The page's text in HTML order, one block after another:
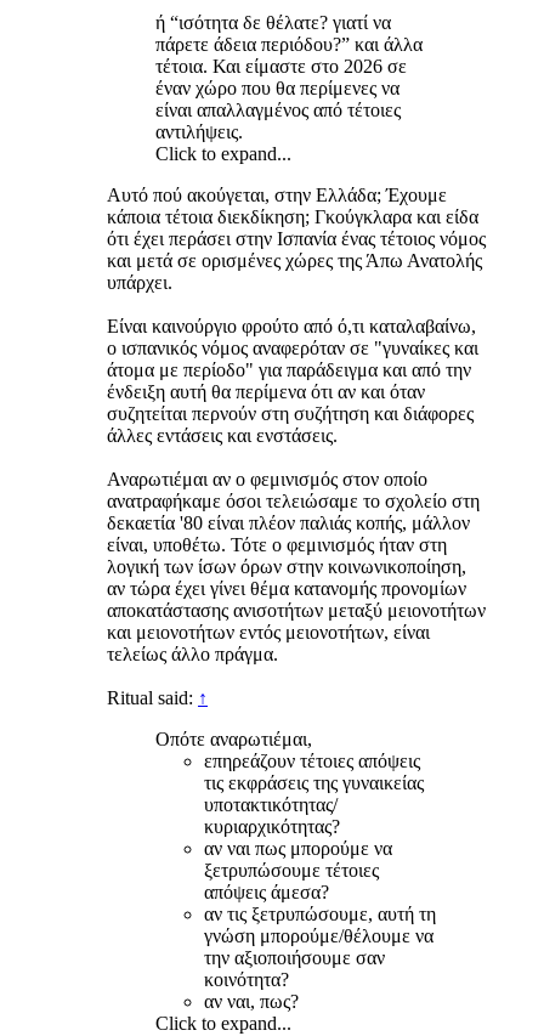
ή “ισότητα δε θέλατε? γιατί να
πάρετε άδεια περιόδου?” και άλλα
τέτοια. Και είμαστε στο 2026 σε
έναν χώρο που θα περίμενες να
είναι απαλλαγμένος από τέτοιες
αντιλήψεις.
Click to expand...
Αυτό πού ακούγεται, στην Ελλάδα; Έχουμε
κάποια τέτοια διεκδίκηση; Γκούγκλαρα και είδα
ότι έχει περάσει στην Ισπανία ένας τέτοιος νόμος
και μετά σε ορισμένες χώρες της Άπω Ανατολής
υπάρχει.
Είναι καινούργιο φρούτο από ό,τι καταλαβαίνω,
ο ισπανικός νόμος αναφερόταν σε "γυναίκες και
άτομα με περίοδο" για παράδειγμα και από την
ένδειξη αυτή θα περίμενα ότι αν και όταν
συζητείται περνούν στη συζήτηση και διάφορες
άλλες εντάσεις και ενστάσεις.
Αναρωτιέμαι αν ο φεμινισμός στον οποίο
ανατραφήκαμε όσοι τελειώσαμε το σχολείο στη
δεκαετία '80 είναι πλέον παλιάς κοπής, μάλλον
είναι, υποθέτω. Τότε ο φεμινισμός ήταν στη
λογική των ίσων όρων στην κοινωνικοποίηση,
αν τώρα έχει γίνει θέμα κατανομής προνομίων
αποκατάστασης ανισοτήτων μεταξύ μειονοτήτων
και μειονοτήτων εντός μειονοτήτων, είναι
τελείως άλλο πράγμα.
Ritual said: ↑
Οπότε αναρωτιέμαι,
επηρεάζουν τέτοιες απόψεις
τις εκφράσεις της γυναικείας
υποτακτικότητας/
κυριαρχικότητας?
αν ναι πως μπορούμε να
ξετρυπώσουμε τέτοιες
απόψεις άμεσα?
αν τις ξετρυπώσουμε, αυτή τη
γνώση μπορούμε/θέλουμε να
την αξιοποιήσουμε σαν
κοινότητα?
αν ναι, πως?
Click to expand...